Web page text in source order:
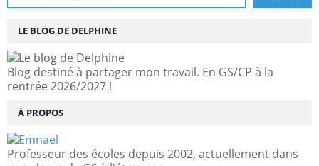
LE BLOG DE DELPHINE
Blog destiné à partager mon travail. En GS/CP à la
rentrée 2026/2027 !
À PROPOS
Professeur des écoles depuis 2002, actuellement dans